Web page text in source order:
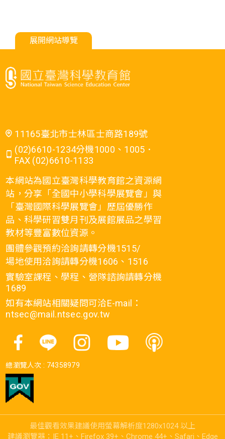
展開網站導覽
11165臺北市士林區士商路189號
(02)6610-1234分機1000、1005．
FAX (02)6610-1133
本網站為國立臺灣科學教育館之資源網
站，分享「全國中小學科學展覽會」與
「臺灣國際科學展覽會」歷屆優勝作
品、科學研習雙月刊及展館展品之學習
教材等豐富數位資源。
團體參觀預約洽詢請轉分機1515/
場地使用洽詢請轉分機1606、1516
實驗室課程、學程、營隊諮詢請轉分機
1689
如有本網站相關疑問可洽E-mail：
ntsec@mail.ntsec.gov.tw
總瀏覽人次 : 74358979
最佳觀看效果建議使用螢幕解析度1280x1024 以上
建議瀏覽器：IE 11+、Firefox 39+、Chrome 44+、Safari、Edge